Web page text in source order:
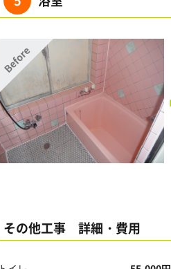
その他工事 詳細・費用